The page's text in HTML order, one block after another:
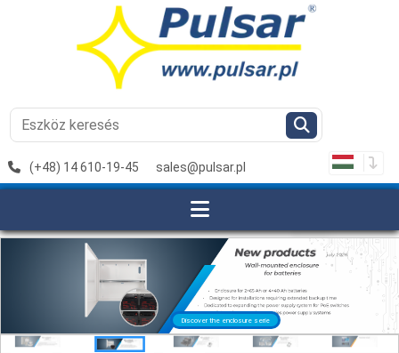
(+48) 14 610-19-45 sales@pulsar.pl
Discover the extenders serie
Discover the enclosure serie